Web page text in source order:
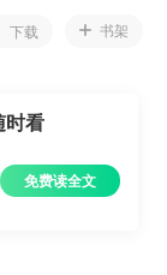
下载 书架
时看
免费读全文